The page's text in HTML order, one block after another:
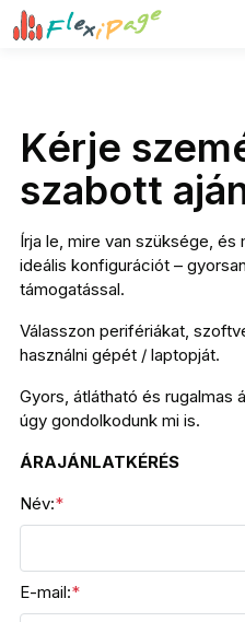
Kérje
szabott
Írja le, mire van szüksége, és
ideális konfigurációt –
támogatással.
Válasszon perifériákat,
használni gépét / laptopját.
Gyors, átlátható és rugalmas
úgy gondolkodunk mi is.
ÁRAJÁNLATKÉRÉS
Név:*
E-mail:*